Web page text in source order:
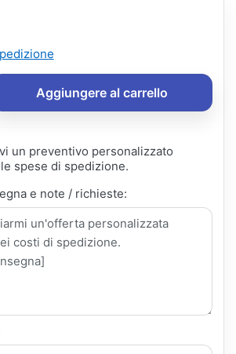
Aggiungere al carrello
un preventivo personalizzato
spese di spedizione.
e note / richieste: